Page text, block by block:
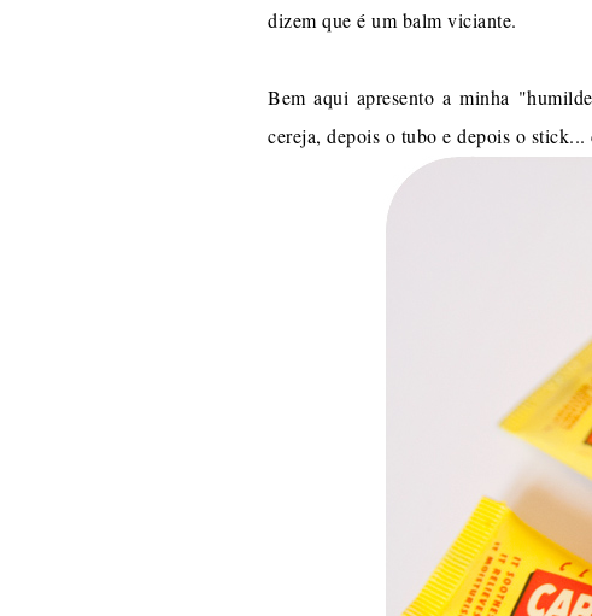
dizem que é um balm viciante.
Bem aqui apresento a minha
cereja, depois o tubo e depois o